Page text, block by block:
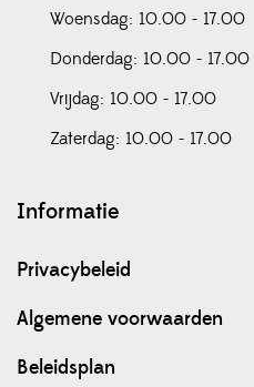
Woensdag: 10.00 - 17.00
Donderdag: 10.00 - 17.00
Vrijdag: 10.00 - 17.00
Zaterdag: 10.00 - 17.00
Informatie
Privacybeleid
Algemene voorwaarden
Beleidsplan